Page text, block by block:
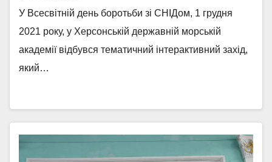
У Всесвітній день боротьби зі СНІДом, 1 грудня
2021 року, у Херсонській державній морській
академії відбувся тематичний інтерактивний захід,
який…